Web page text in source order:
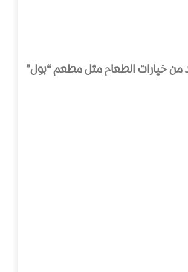
من خيارات الطعام مثل مطعم “بول”